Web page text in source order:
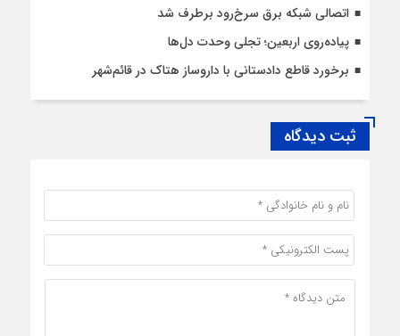
اتصالی شبکه برق سرخ‌رود برطرف شد
پیاده‌روی اربعین؛ تجلی وحدت دل‌ها
برخورد قاطع دادستانی با داروساز هتاک در قائم‌شهر
ثبت دیدگاه